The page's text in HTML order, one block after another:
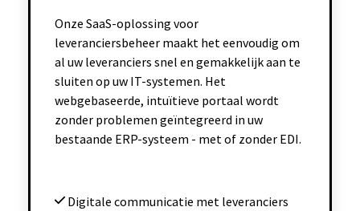
Onze SaaS-oplossing voor
leveranciersbeheer maakt het eenvoudig om
al uw leveranciers snel en gemakkelijk aan te
sluiten op uw IT-systemen. Het
webgebaseerde, intuïtieve portaal wordt
zonder problemen geïntegreerd in uw
bestaande ERP-systeem - met of zonder EDI.
Digitale communicatie met leveranciers